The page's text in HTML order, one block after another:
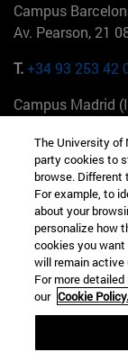
Campus
Av. Pearson, 21
T.+34 93 253 42
Campus Madrid
+34 912 11 30
Campus Nueva
165 W 57th St
+1 646 346
Campus Munich
Maria-Theresia-
+49 89
The University of
party cookies to
browse. Different
For example, to
about your
personalize how
cookies you
will remain
For more
our Cookie Policy.